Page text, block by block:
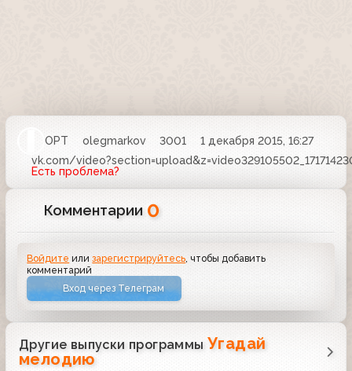
ОРТ olegmarkov 3001
1 декабря 2015, 16:27
vk.com/
Есть проблема?
Комментарии 0
Войдите илизарегистрируйтесь , чтобы добавить
комментарий
Вход через Телеграм
Другие выпуски программы Угадай
мелодию